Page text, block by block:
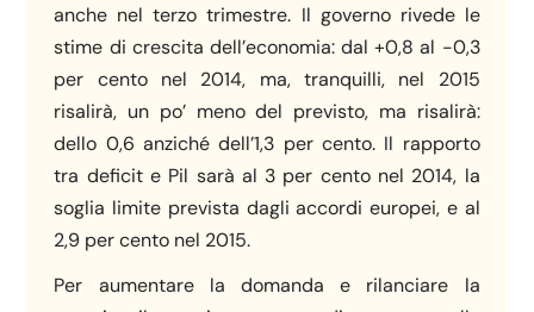
anche nel terzo trimestre. Il governo rivede le
stime di crescita dell’economia: dal +0,8 al -0,3
per cento nel 2014, ma, tranquilli, nel 2015
risalirà, un po’ meno del previsto, ma risalirà:
dello 0,6 anziché dell’1,3 per cento. Il rapporto
tra deficit e Pil sarà al 3 per cento nel 2014, la
soglia limite prevista dagli accordi europei, e al
2,9 per cento nel 2015.
Per aumentare la domanda e rilanciare la